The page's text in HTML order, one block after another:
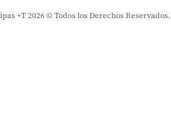
+T 2026 © Todos los Derechos